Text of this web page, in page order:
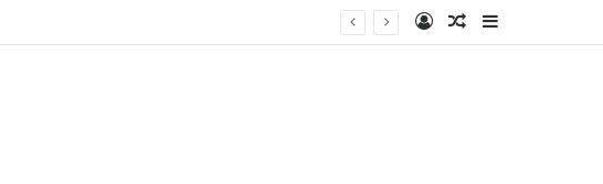
AccediUn articolo a